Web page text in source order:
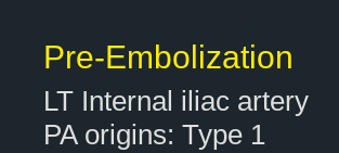
Pre-Embolization
LT Internal iliac artery
PA origins: Type 1